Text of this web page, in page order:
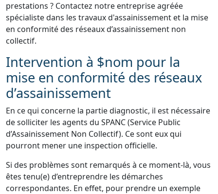
prestations ? Contactez notre entreprise agréée
spécialiste dans les travaux d'assainissement et la mise
en conformité des réseaux d’assainissement non
collectif.
Intervention à $nom pour la
mise en conformité des réseaux
d’assainissement
En ce qui concerne la partie diagnostic, il est nécessaire
de solliciter les agents du SPANC (Service Public
d’Assainissement Non Collectif). Ce sont eux qui
pourront mener une inspection officielle.
Si des problèmes sont remarqués à ce moment-là, vous
êtes tenu(e) d’entreprendre les démarches
correspondantes. En effet, pour prendre un exemple